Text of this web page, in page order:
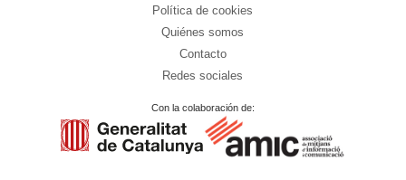
Política de cookies
Quiénes somos
Contacto
Redes sociales
Con la colaboración de: